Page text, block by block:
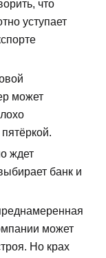
что
уступает
может
ждет
банк и
может
Но крах